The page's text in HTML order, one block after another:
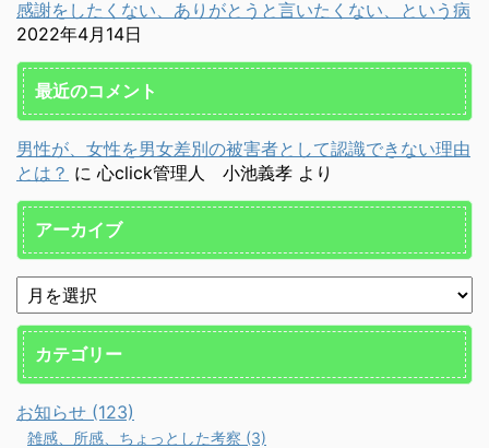
感謝をしたくない、ありがとうと言いたくない、という病
2022年4月14日
最近のコメント
男性が、女性を男女差別の被害者として認識できない理由
とは？ に 心click管理人 小池義孝 より
アーカイブ
カテゴリー
お知らせ (123)
雑感、所感、ちょっとした考察 (3)